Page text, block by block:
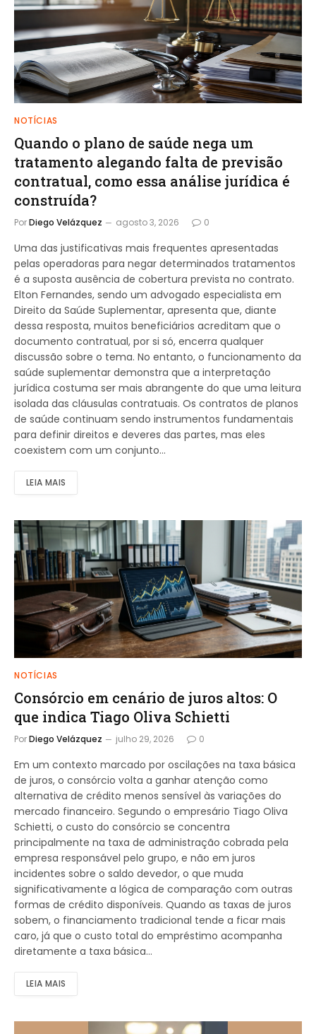
NOTÍCIAS
Quando o plano de saúde nega um
tratamento alegando falta de previsão
contratual, como essa análise jurídica é
construída?
PorDiego Velázquez agosto 3, 2026 0
Uma das justificativas mais frequentes apresentadas
pelas operadoras para negar determinados tratamentos
é a suposta ausência de cobertura prevista no contrato.
Elton Fernandes, sendo um advogado especialista em
Direito da Saúde Suplementar, apresenta que, diante
dessa resposta, muitos beneficiários acreditam que o
documento contratual, por si só, encerra qualquer
discussão sobre o tema. No entanto, o funcionamento da
saúde suplementar demonstra que a interpretação
jurídica costuma ser mais abrangente do que uma leitura
isolada das cláusulas contratuais. Os contratos de planos
de saúde continuam sendo instrumentos fundamentais
para definir direitos e deveres das partes, mas eles
coexistem com um conjunto…
LEIA MAIS
NOTÍCIAS
Consórcio em cenário de juros altos: O
que indica Tiago Oliva Schietti
PorDiego Velázquez julho 29, 2026 0
Em um contexto marcado por oscilações na taxa básica
de juros, o consórcio volta a ganhar atenção como
alternativa de crédito menos sensível às variações do
mercado financeiro. Segundo o empresário Tiago Oliva
Schietti, o custo do consórcio se concentra
principalmente na taxa de administração cobrada pela
empresa responsável pelo grupo, e não em juros
incidentes sobre o saldo devedor, o que muda
significativamente a lógica de comparação com outras
formas de crédito disponíveis. Quando as taxas de juros
sobem, o financiamento tradicional tende a ficar mais
caro, já que o custo total do empréstimo acompanha
diretamente a taxa básica…
LEIA MAIS